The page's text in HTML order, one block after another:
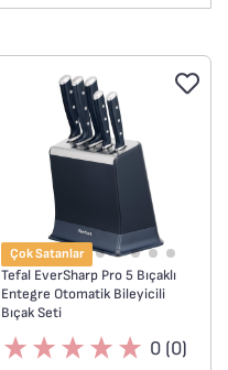
Çok Satanlar
Tefal EverSharp Pro 5 Bıçaklı
Entegre Otomatik Bileyicili
Bıçak Seti
0 (0)